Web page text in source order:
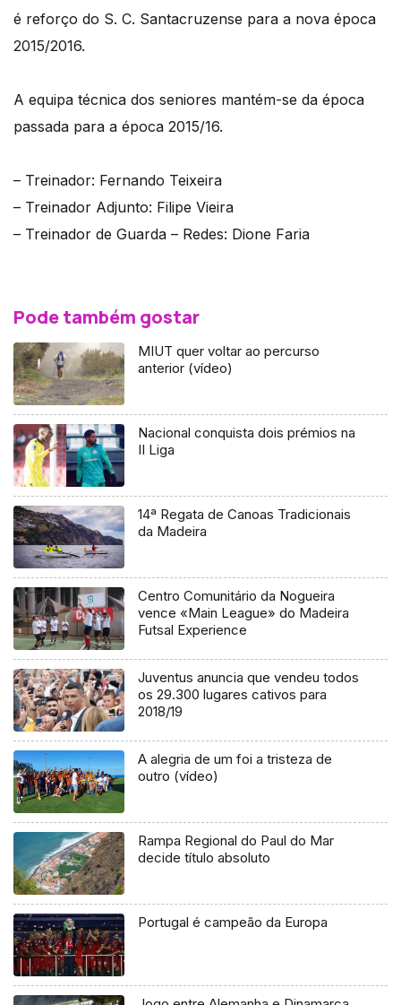
é reforço do S. C. Santacruzense para a nova época
2015/2016.
A equipa técnica dos seniores mantém-se da época
passada para a época 2015/16.
– Treinador: Fernando Teixeira
– Treinador Adjunto: Filipe Vieira
– Treinador de Guarda – Redes: Dione Faria
Pode também gostar
MIUT quer voltar ao percurso
anterior (vídeo)
Nacional conquista dois prémios na
II Liga
14ª Regata de Canoas Tradicionais
da Madeira
Centro Comunitário da Nogueira
vence «Main League» do Madeira
Futsal Experience
Juventus anuncia que vendeu todos
os 29.300 lugares cativos para
2018/19
A alegria de um foi a tristeza de
outro (vídeo)
Rampa Regional do Paul do Mar
decide título absoluto
Portugal é campeão da Europa